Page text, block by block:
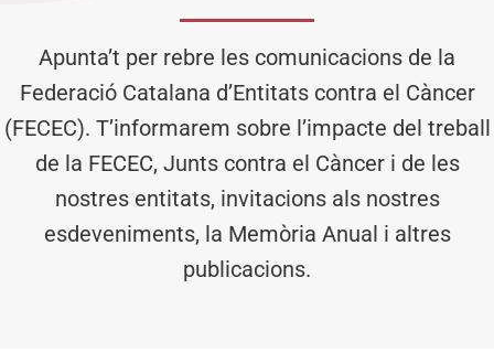
Apunta’t per rebre les comunicacions de la
Federació Catalana d’Entitats contra el Càncer
(FECEC). T’informarem sobre l’impacte del treball
de la FECEC, Junts contra el Càncer i de les
nostres entitats, invitacions als nostres
esdeveniments, la Memòria Anual i altres
publicacions.